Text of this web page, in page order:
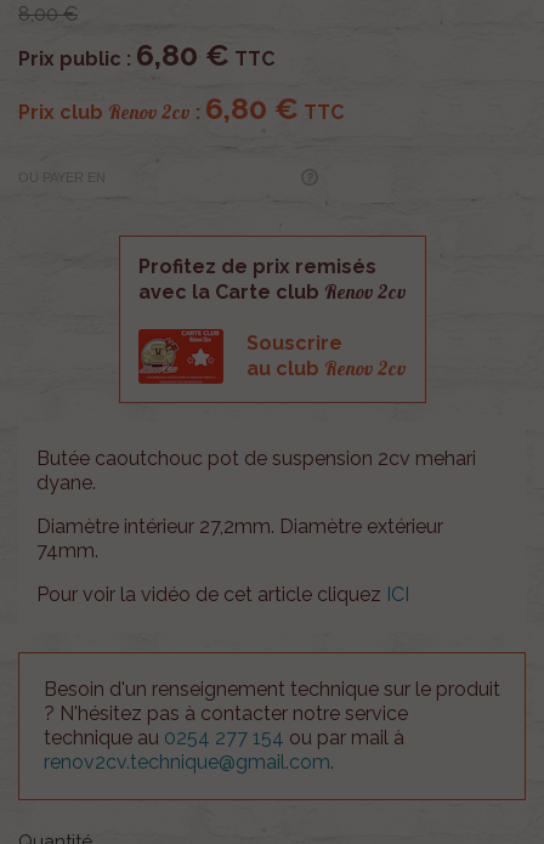
8,00 €
Prix public : 6,80 € TTC
Prix club Renov 2cv : 6,80 € TTC
OU PAYER EN
Profitez de prix remisés
avec la Carte club Renov 2cv
Souscrire
au club Renov 2cv
Butée caoutchouc pot de suspension 2cv mehari
dyane.
Diamètre intérieur 27,2mm. Diamètre extérieur
74mm.
Pour voir la vidéo de cet article cliquez ICI
Besoin d'un renseignement technique sur le produit
? N'hésitez pas à contacter notre service
technique au 0254 277 154 ou par mail à
renov2cv.technique@gmail.com.